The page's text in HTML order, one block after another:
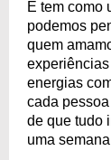
E tem como
podemos
quem
energias
cada
de que tudo
uma